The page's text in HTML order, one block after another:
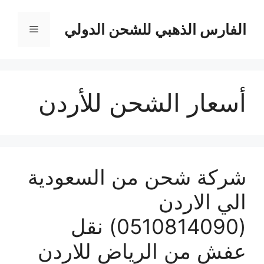
المحتوىالفارس الذهبي للشحن الدولي القائمة
أسعار الشحن للأردن
شركة شحن من السعودية
الي الاردن
(0510814090) نقل
عفش من الرياض للاردن